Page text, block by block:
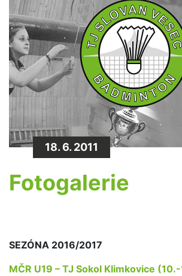
18. 6. 2011
Fotogalerie
SEZÓNA 2016/2017
MČR U19 – TJ Sokol Klimkovice